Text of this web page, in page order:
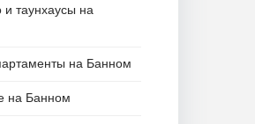
таунхаусы на
на Банном
на Банном